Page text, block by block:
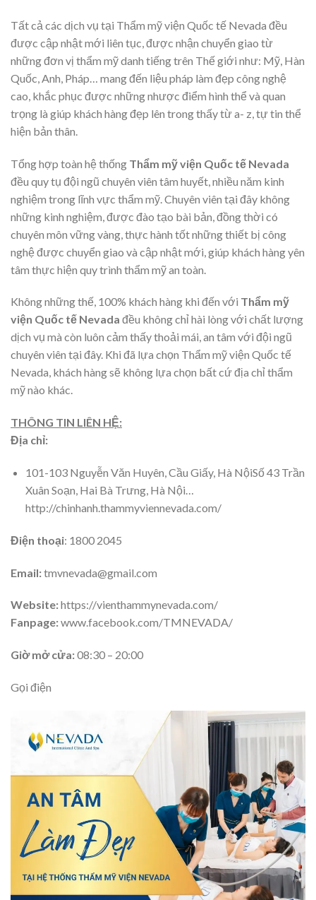
Tất cả các dịch vụ tại Thẩm mỹ viện Quốc tế Nevada đều
được cập nhật mới liên tục, được nhận chuyển giao từ
những đơn vị thẩm mỹ danh tiếng trên Thế giới như: Mỹ, Hàn
Quốc, Anh, Pháp… mang đến liệu pháp làm đẹp công nghệ
cao, khắc phục được những nhược điểm hình thể và quan
trọng là giúp khách hàng đẹp lên trong thấy từ a- z, tự tin thể
hiện bản thân.
Tổng hợp toàn hệ thống Thẩm mỹ viện Quốc tế Nevada
đều quy tụ đội ngũ chuyên viên tâm huyết, nhiều năm kinh
nghiệm trong lĩnh vực thẩm mỹ. Chuyên viên tại đây không
những kinh nghiệm, được đào tạo bài bản, đồng thời có
chuyên môn vững vàng, thực hành tốt những thiết bị công
nghệ được chuyển giao và cập nhật mới, giúp khách hàng yên
tâm thực hiện quy trình thẩm mỹ an toàn.
Không những thế, 100% khách hàng khi đến với Thẩm mỹ
viện Quốc tế Nevada đều không chỉ hài lòng với chất lượng
dịch vụ mà còn luôn cảm thấy thoải mái, an tâm với đội ngũ
chuyên viên tại đây. Khi đã lựa chọn Thẩm mỹ viện Quốc tế
Nevada, khách hàng sẽ không lựa chọn bất cứ địa chỉ thẩm
mỹ nào khác.
THÔNG TIN LIÊN HỆ:
Địa chỉ:
101-103 Nguyễn Văn Huyên, Cầu Giấy, Hà NộiSố 43 Trần
Xuân Soạn, Hai Bà Trưng, Hà Nội…
http://chinhanh.thammyviennevada.com/
Điện thoại: 1800 2045
Email:tmvnevada@gmail.com
Website:https://vienthammynevada.com/
Fanpage:www.facebook.com/TMNEVADA/
Giờ mở cửa:08:30 – 20:00
Gọi điện